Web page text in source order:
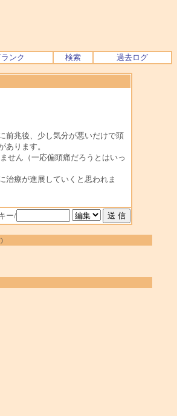
ンク 検索 過去ログ
前兆後、少し気分が悪いだけで頭
ります。
せん（一応偏頭痛だろうとはいっ
療が進展していくと思われま
ー/